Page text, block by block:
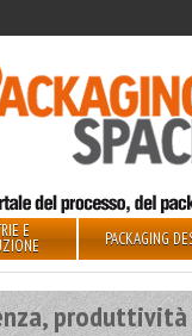
E PACKAGING